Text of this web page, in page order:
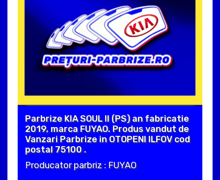
Parbrize KIA SOUL II (PS) an fabricatie
2019, marca FUYAO. Produs vandut de
Vanzari Parbrize in OTOPENI ILFOV cod
postal 75100 .
Producator parbriz : FUYAO